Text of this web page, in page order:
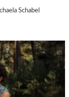
Schabel